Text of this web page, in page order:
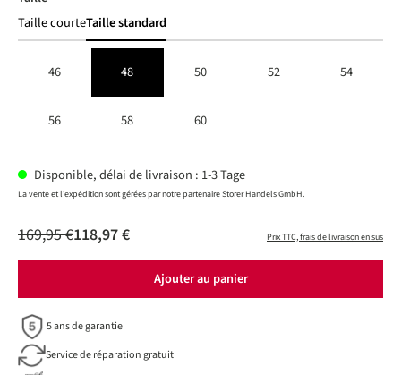
Taille courteTaille standard
46 48 50 52 54
56 58 60
Disponible, délai de livraison : 1-3 Tage
La vente et l'expédition sont gérées par notre partenaire Storer Handels GmbH.
118,97 €
169,95 € Prix TTC, frais de livraison en sus
Ajouter au panier
5 ans de garantie
Service de réparation gratuit